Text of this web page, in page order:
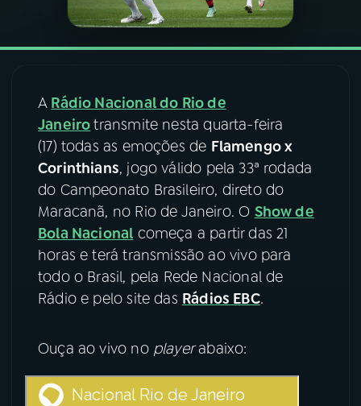
VIDEOCASTS
08FESTIVAL DE MÚSICA
ACOMPANHE A RÁDIO NACIONAL
YouTube Facebook
Instagram X
TikTok
A Rádio Nacional do Rio de
Janeirotransmite nesta quarta-feira
(17) todas as emoções de Flamengo x
Corinthians, jogo válido pela 33ª rodada
do Campeonato Brasileiro, direto do
Maracanã, no Rio de Janeiro. O Show de
Bola Nacional começa a partir das 21
horas e terá transmissão ao vivo para
todo o Brasil, pela Rede Nacional de
Rádio e pelo site das Rádios EBC.
Ouça ao vivo no playerabaixo: